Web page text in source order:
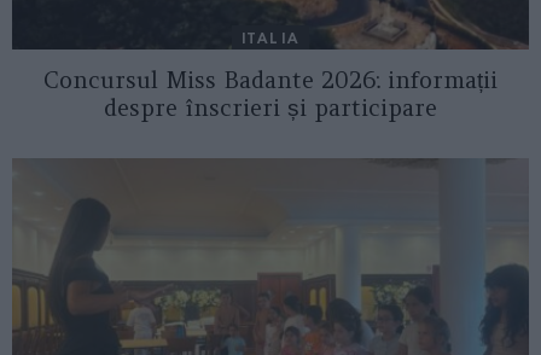
ITALIA
Concursul Miss Badante 2026: informații
despre înscrieri și participare